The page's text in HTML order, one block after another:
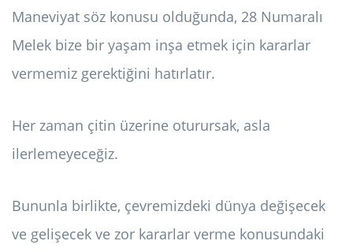
Maneviyat söz konusu olduğunda, 28 Numaralı
Melek bize bir yaşam inşa etmek için kararlar
vermemiz gerektiğini hatırlatır.
Her zaman çitin üzerine oturursak, asla
ilerlemeyeceğiz.
Bununla birlikte, çevremizdeki dünya değişecek
ve gelişecek ve zor kararlar verme konusundaki